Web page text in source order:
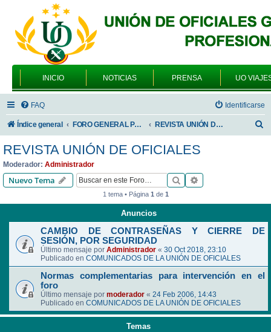
INICIO NOTICIAS PRENSA UO
FAQ Identificarse
Índice general FORO GENERAL PARA TODOS LOS USUARIOS REVISTA UNIÓN DE OFICIALES
r
REVISTA UNIÓN DE OFICIALES
Moderador: Administrador
Nuevo Tema Buscar
1 tema • Página 1de 1
Anuncios
CAMBIO DE CONTRASEÑAS Y CIERRE DE
SESIÓN, POR SEGURIDAD
Último mensaje por Administrador « 30 Oct 2018, 23:10
Publicado en COMUNICADOS DE LA UNIÓN DE OFICIALES
Normas complementarias para intervención en el
foro
Último mensaje por moderador « 24 Feb 2006, 14:43
Publicado en COMUNICADOS DE LA UNIÓN DE OFICIALES
Temas